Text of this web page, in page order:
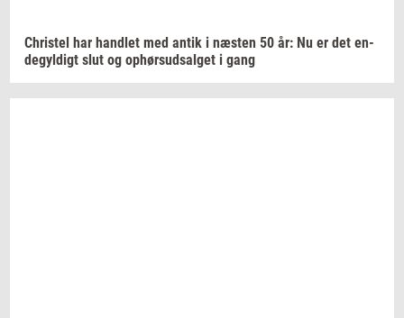
Chri­stel har hand­let med antik i næ­sten 50 år: Nu er det en­
de­gyl­digt slut og op­hør­s­ud­sal­get i gang